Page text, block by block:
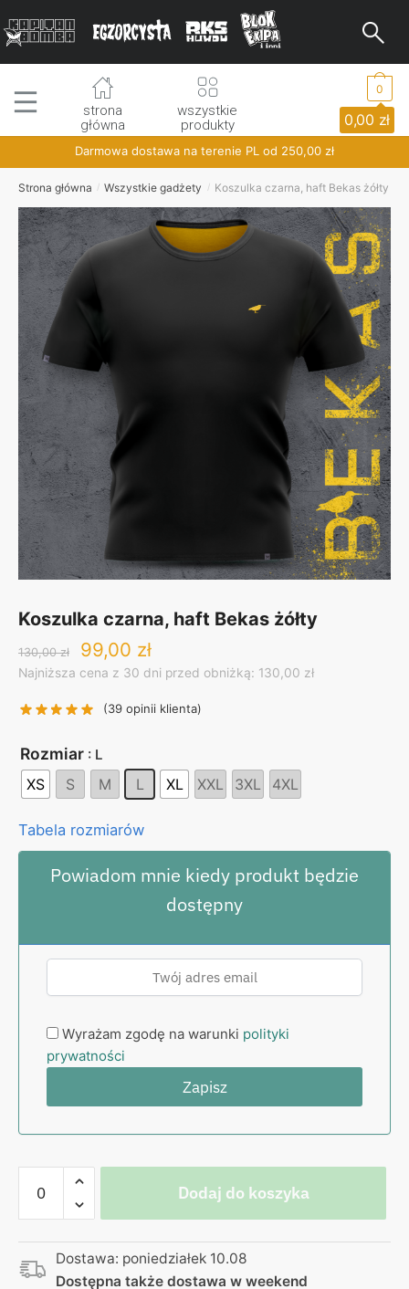
to
to
strona
główna
wszystkie
produkty
0,00 zł
0
Darmowa dostawa na terenie PL od 250,00 zł
Strona główna / Wszystkie gadżety / Koszulka czarna, haft Bekas żółty
Koszulka czarna, haft Bekas żółty
130,00zł
Original
price
130,00 zł.
99,00 złCurrent
price
99,00 zł.
Najniższa cena z 30 dni przed obniżką: 130,00 zł
(39 opinii klienta)
Rozmiar : L
XS S M L XL XXL 3XL 4XL
Tabela rozmiarów
Powiadom mnie kiedy produkt będzie
dostępny
Wyrażam zgodę na warunki polityki
prywatności
Koszulka
czarna,
haft
Bekas
Dodaj do koszyka
Dostawa: poniedziałek 10.08
Dostępna także dostawa w weekend